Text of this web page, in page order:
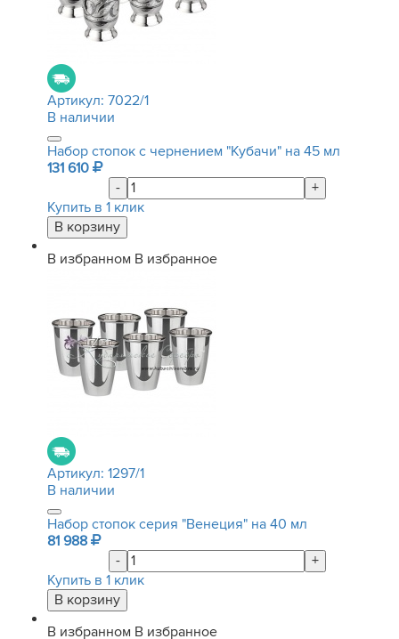
Артикул: 7022/1
В наличии
Набор стопок с чернением "Кубачи" на 45 мл
131 610
-
+
Купить в 1 клик
В избранном В избранное
Артикул: 1297/1
В наличии
Набор стопок серия "Венеция" на 40 мл
81 988
-
+
Купить в 1 клик
В избранном В избранное